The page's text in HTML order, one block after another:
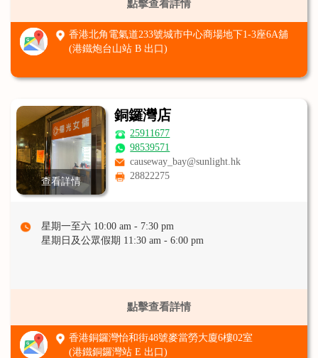
點擊查看詳情
香港北角電氣道233號城市中心商場地下1-3座6A舖
(港鐵炮台山站 B 出口)
查看詳情
銅鑼灣店
25911677
98539571
causeway_bay@sunlight.hk
28822275
星期一至六 10:00 am - 7:30 pm
星期日及公眾假期 11:30 am - 6:00 pm
點擊查看詳情
香港銅鑼灣怡和街48號麥當勞大廈6樓02室
(港鐵銅鑼灣站 E 出口)